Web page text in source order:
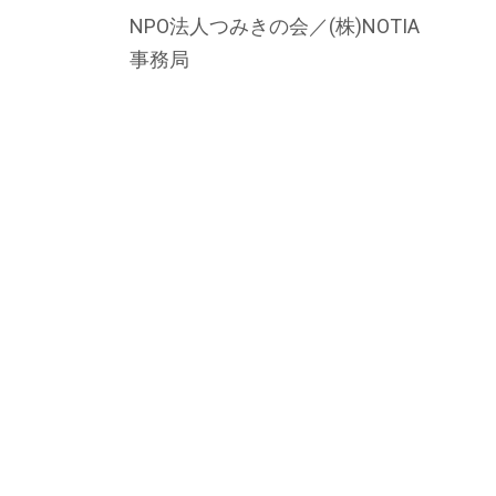
NPO法人つみきの会／(株)NOTIA
事務局